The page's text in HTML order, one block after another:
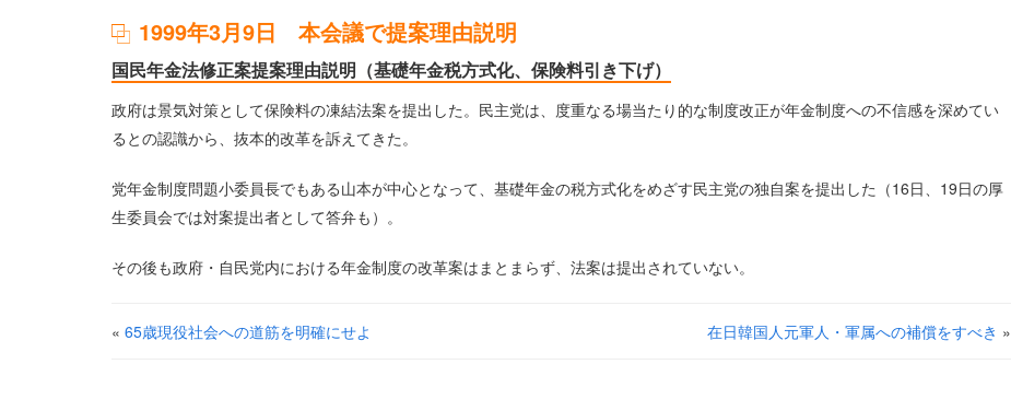
1999年3月9日 本会議で提案理由説明
国民年金法修正案提案理由説明（基礎年金税方式化、保険料引き下げ）
政府は景気対策として保険料の凍結法案を提出した。民主党は、度重なる場当たり的な制度改正が年金制度への不信感を深めてい
るとの認識から、抜本的改革を訴えてきた。
党年金制度問題小委員長でもある山本が中心となって、基礎年金の税方式化をめざす民主党の独自案を提出した（16日、19日の厚
生委員会では対案提出者として答弁も）。
その後も政府・自民党内における年金制度の改革案はまとまらず、法案は提出されていない。
« 65歳現役社会への道筋を明確にせよ 在日韓国人元軍人・軍属への補償をすべき »